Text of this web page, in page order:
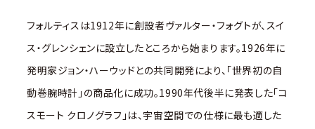
フォルティスは1912年に創設者ヴァルター・フォグトが、スイ
ス・グレンシェンに設立したところから始まります。1926年に
発明家ジョン・ハーウッドとの共同開発により、｢世界初の自
動巻腕時計｣の商品化に成功。1990年代後半に発表した｢コ
スモート クロノグラフ｣は、宇宙空間での仕様に最も適した